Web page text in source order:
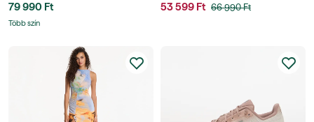
79 990 Ft
Több szín
53 599 Ft 66 990 Ft